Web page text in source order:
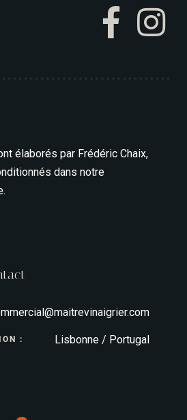
élaborés par Frédéric Chaix,
dans notre
: Lisbonne / Portugal